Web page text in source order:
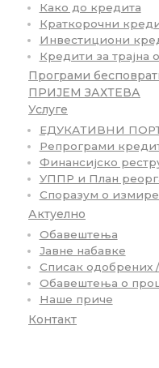
Како до кредита
Краткорочни
Инвестициони
Кредити за трајна
Програми
ПРИЈЕМ ЗАХТЕВА
Услуге
ЕДУКАТИВНИ
Репрограми
Финансијско
УППР и План
Споразум о
Актуелно
Обавештења
Јавне набавке
Списак одобрених
Обавештења о
Наше приче
Контакт